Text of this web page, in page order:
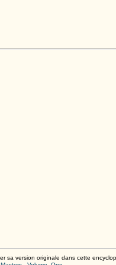
sa version originale dans cette